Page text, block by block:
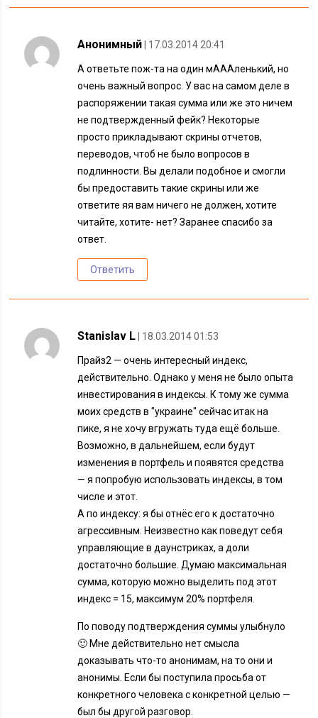
Анонимный | 17.03.2014 20:41
А ответьте пож-та на один мАААленький, но
очень важный вопрос. У вас на самом деле в
распоряжении такая сумма или же это ничем
не подтвержденный фейк? Некоторые
просто прикладывают скрины отчетов,
переводов, чтоб не было вопросов в
подлинности. Вы делали подобное и смогли
бы предоставить такие скрины или же
ответите яя вам ничего не должен, хотите
читайте, хотите- нет? Заранее спасибо за
ответ.
Ответить
Stanislav L | 18.03.2014 01:53
Прайз2 — очень интересный индекс,
действительно. Однако у меня не было опыта
инвестирования в индексы. К тому же сумма
моих средств в "украине" сейчас итак на
пике, я не хочу вгружать туда ещё больше.
Возможно, в дальнейшем, если будут
изменения в портфель и появятся средства
— я попробую использовать индексы, в том
числе и этот.
А по индексу: я бы отнёс его к достаточно
агрессивным. Неизвестно как поведут себя
управляющие в даунстриках, а доли
достаточно большие. Думаю максимальная
сумма, которую можно выделить под этот
индекс = 15, максимум 20% портфеля.
По поводу подтверждения суммы улыбнуло
🙂 Мне действительно нет смысла
доказывать что-то анонимам, на то они и
анонимы. Если бы поступила просьба от
конкретного человека с конкретной целью —
был бы другой разговор.